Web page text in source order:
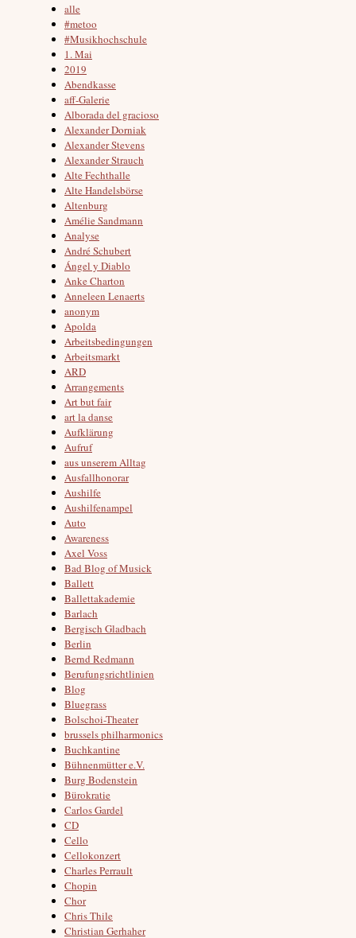
alle
#metoo
#Musikhochschule
1. Mai
2019
Abendkasse
aff-Galerie
Alborada del gracioso
Alexander Dorniak
Alexander Stevens
Alexander Strauch
Alte Fechthalle
Alte Handelsbörse
Altenburg
Amélie Sandmann
Analyse
André Schubert
Ángel y Diablo
Anke Charton
Anneleen Lenaerts
anonym
Apolda
Arbeitsbedingungen
Arbeitsmarkt
ARD
Arrangements
Art but fair
art la danse
Aufklärung
Aufruf
aus unserem Alltag
Ausfallhonorar
Aushilfe
Aushilfenampel
Auto
Awareness
Axel Voss
Bad Blog of Musick
Ballett
Ballettakademie
Barlach
Bergisch Gladbach
Berlin
Bernd Redmann
Berufungsrichtlinien
Blog
Bluegrass
Bolschoi-Theater
brussels philharmonics
Buchkantine
Bühnenmütter e.V.
Burg Bodenstein
Bürokratie
Carlos Gardel
CD
Cello
Cellokonzert
Charles Perrault
Chopin
Chor
Chris Thile
Christian Gerhaher